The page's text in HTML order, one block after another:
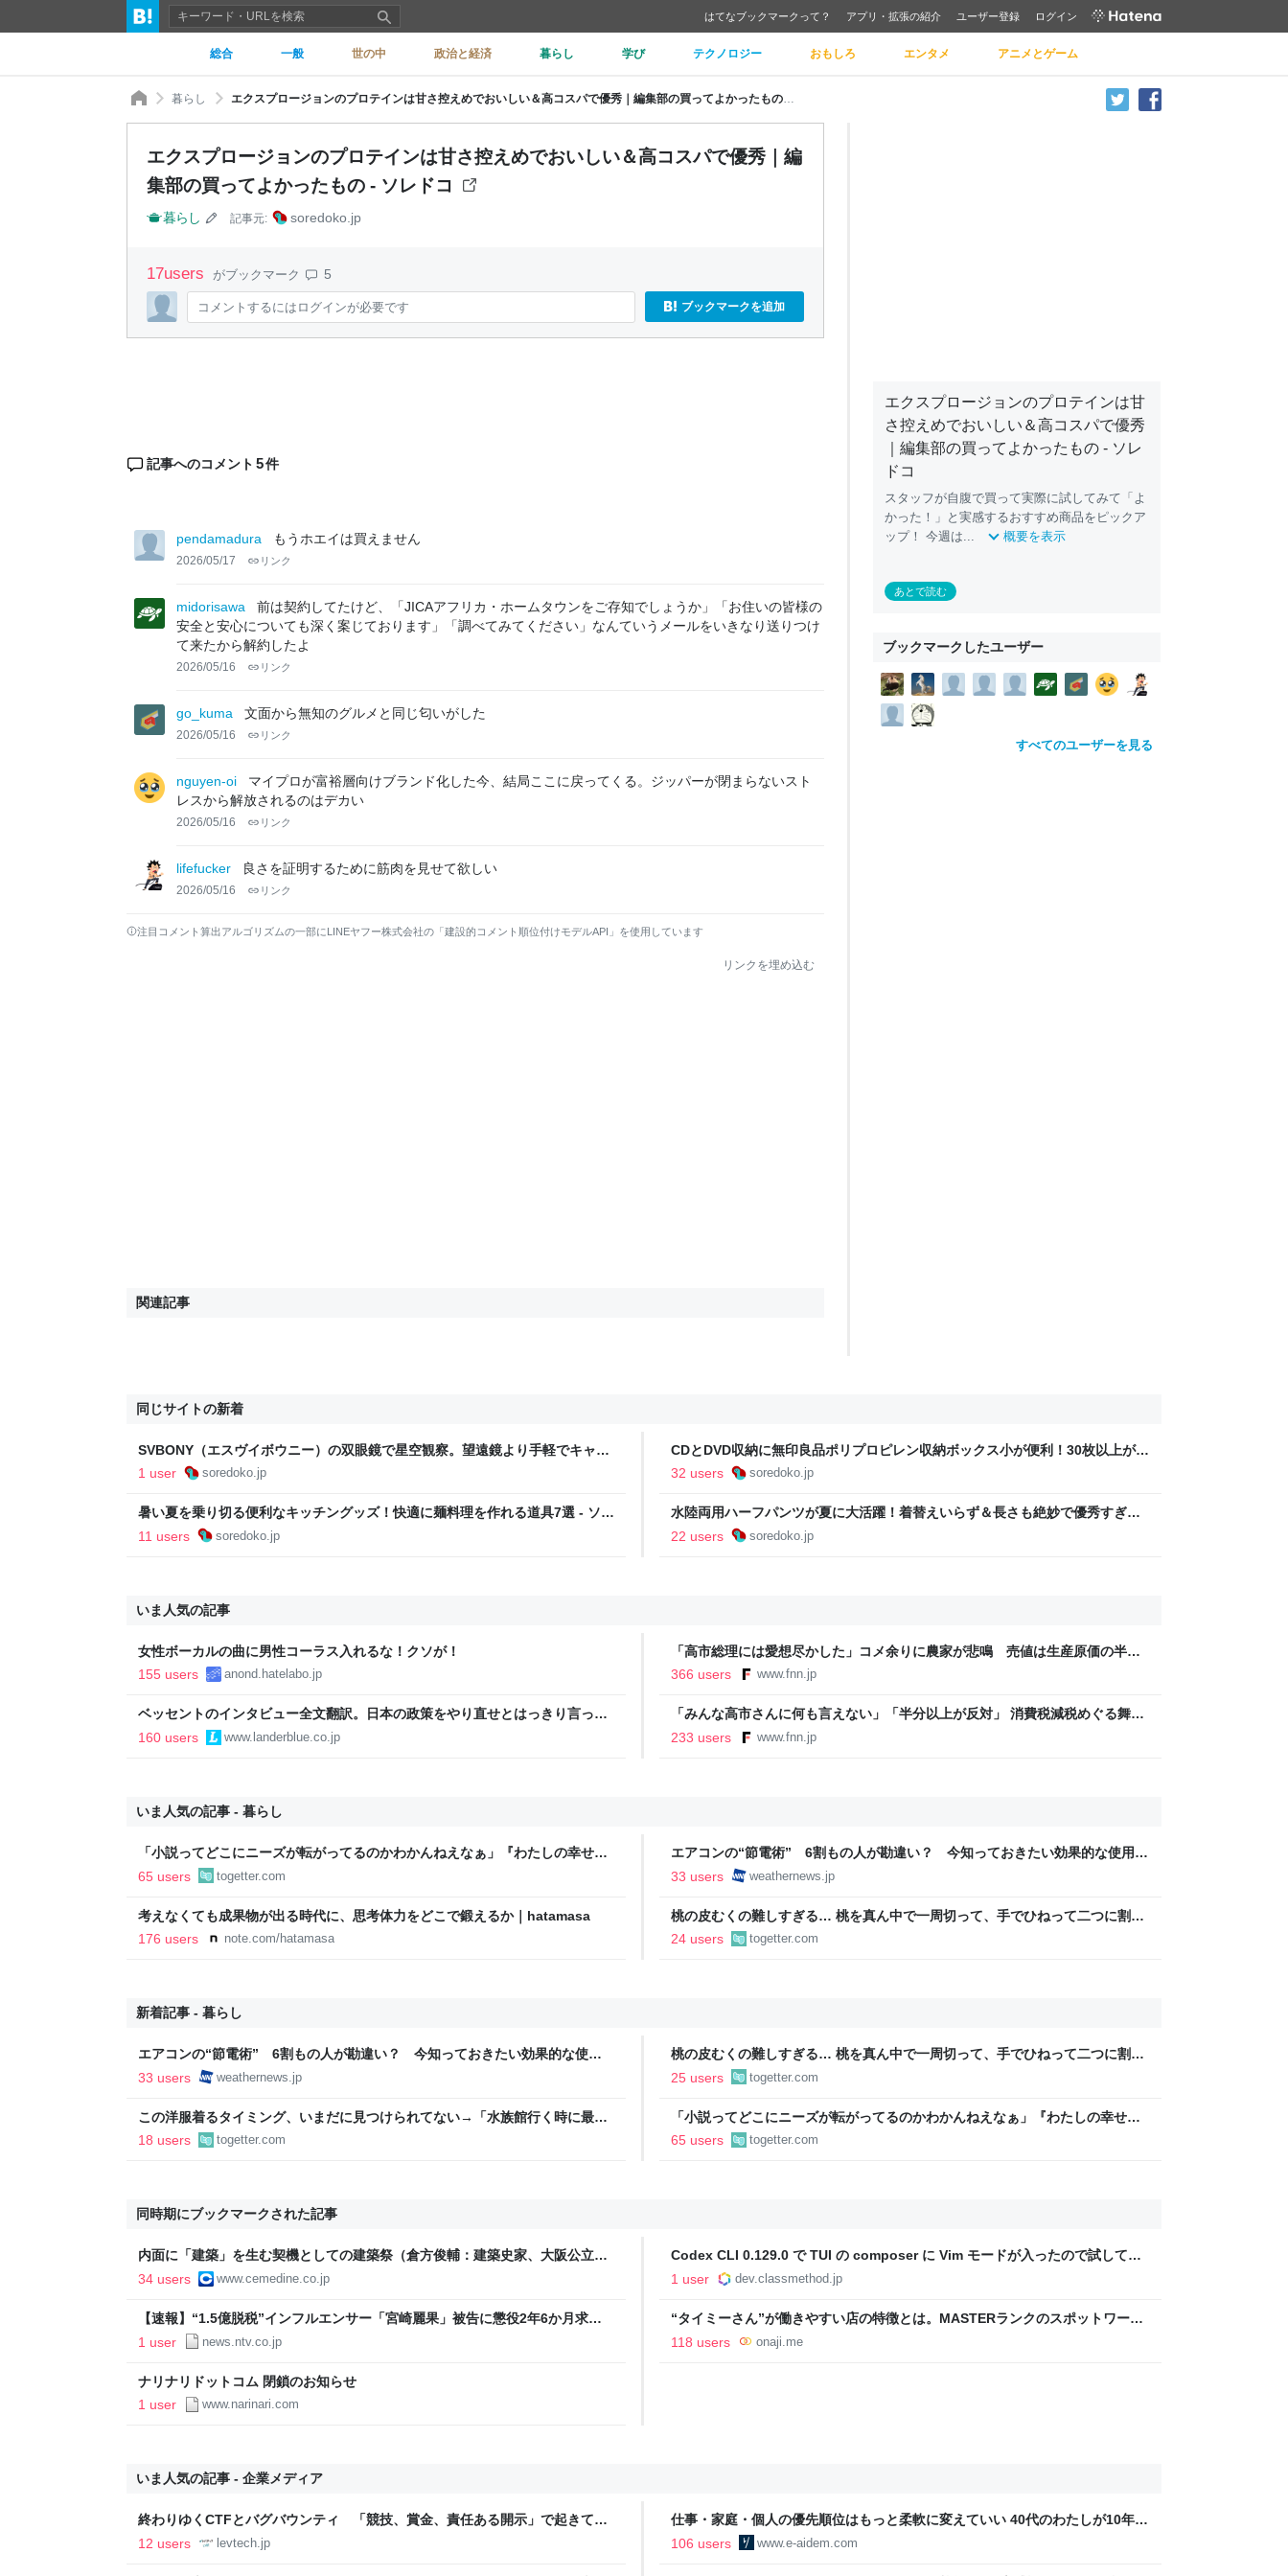
はてなブックマークって？ アプリ・拡張の紹介 ユーザー登録 ログイン
総合 一般 世の中 政治と経済 暮らし 学び テクノロジー おもしろ エンタメ アニメとゲーム
暮らし
エクスプロージョンのプロテインは甘さ控えめでおいしい＆高コスパで優秀｜編
集部の買ってよかったもの - ソレドコ
暮らし 記事元: soredoko.jp
17users がブックマーク 5
コメントするにはログインが必要です ブックマークを追加
記事へのコメント 5件
pendamadura もうホエイは買えません
2026/05/17 リンク
midorisawa
前は契約してたけど、「JICAアフリカ・ホームタウンをご存知でしょうか」「お住いの皆様の
安全と安心についても深く案じております」「調べてみてください」なんていうメールをいきなり送りつけ
て来たから解約したよ
2026/05/16 リンク
go_kuma 文面から無知のグルメと同じ匂いがした
2026/05/16 リンク
nguyen-oi
マイプロが富裕層向けブランド化した今、結局ここに戻ってくる。ジッパーが閉まらないスト
レスから解放されるのはデカい
2026/05/16 リンク
lifefucker 良さを証明するために筋肉を見せて欲しい
2026/05/16 リンク
注目コメント算出アルゴリズムの一部にLINEヤフー株式会社の「建設的コメント順位付けモデルAPI」を使用しています
リンクを埋め込む
関連記事
エクスプロージョンのプロテインは甘
さ控えめでおいしい＆高コスパで優秀
｜編集部の買ってよかったもの - ソレ
ドコ
スタッフが自腹で買って実際に試してみて「よ
かった！」と実感するおすすめ商品をピックア
ップ！ 今週は...
概要を表示
あとで読む
ブックマークしたユーザー
すべてのユーザーを見る
同じサイトの新着
SVBONY（エスヴイボウニー）の双眼鏡で星空観察。望遠鏡より手軽でキャン
プでも大活躍 - ソレドコ
1 user soredoko.jp
CDとDVD収納に無印良品ポリプロピレン収納ボックス小が便利！30枚以上がス
ッキリ収まる - ソレドコ
32 users soredoko.jp
暑い夏を乗り切る便利なキッチングッズ！快適に麺料理を作れる道具7選 - ソレ
ドコ
11 users soredoko.jp
水陸両用ハーフパンツが夏に大活躍！着替えいらず＆長さも絶妙で優秀すぎた -
ソレドコ
22 users soredoko.jp
いま人気の記事
女性ボーカルの曲に男性コーラス入れるな！クソが！
155 users
anond.hatelabo.jp
「高市総理には愛想尽かした」コメ余りに農家が悲鳴 売値は生産原価の半分
以下に…肥料代や燃料代は高騰「今年でやめる」農家も｜FNNプライムオンラ
366 users www.fnn.jp
ベッセントのインタビュー全文翻訳。日本の政策をやり直せとはっきり言って
いる
160 users www.landerblue.co.jp
「みんな高市さんに何も言えない」「半分以上が反対」 消費税減税めぐる舞台
裏 自民党内でくすぶる慎重論と本音【スポットライト】｜FNNプライムオン
233 users www.fnn.jp
いま人気の記事 - 暮らし
「小説ってどこにニーズが転がってるのかわかんねえなぁ」『わたしの幸せな
結婚』のド直球ざまあ系シンデレラストーリーが若者にヒットしているという
65 users togetter.com
エアコンの“節電術” 6割もの人が勘違い？ 今知っておきたい効果的な使用法
- ウェザーニュース
33 users weathernews.jp
考えなくても成果物が出る時代に、思考体力をどこで鍛えるか｜hatamasa
176 users
note.com/hatamasa
桃の皮むくの難しすぎる… 桃を真ん中で一周切って、手でひねって二つに割れ
ばいけるとのことでやってみたら、「あっ、これダメだ」となった→数々のア
ドバイスが寄せられる
24 users togetter.com
新着記事 - 暮らし
エアコンの“節電術” 6割もの人が勘違い？ 今知っておきたい効果的な使用
法 - ウェザーニュース
33 users weathernews.jp
桃の皮むくの難しすぎる… 桃を真ん中で一周切って、手でひねって二つに割れ
ばいけるとのことでやってみたら、「あっ、これダメだ」となった→数々のア
25 users togetter.com
この洋服着るタイミング、いまだに見つけられてない→「水族館行く時に最
適」「これで…授業参観に出ました」
18 users togetter.com
「小説ってどこにニーズが転がってるのかわかんねえなぁ」『わたしの幸せな
結婚』のド直球ざまあ系シンデレラストーリーが若者にヒットしているという
65 users togetter.com
同時期にブックマークされた記事
内面に「建築」を生む契機としての建築祭（倉方俊輔：建築史家、大阪公立大
学教授）
34 users www.cemedine.co.jp
Codex CLI 0.129.0 で TUI の composer に Vim モードが入ったので試してみ
た | DevelopersIO
1 user dev.classmethod.jp
【速報】“1.5億脱税”インフルエンサー「宮崎麗果」被告に懲役2年6か月求刑
（2026年5月14日掲載）｜日テレNEWS NNN
1 user news.ntv.co.jp
“タイミーさん”が働きやすい店の特徴とは。MASTERランクのスポットワーカ
ーが見た、現場のリアル - おなじみ丨近くの店から、なじみの店へ。
118 users onaji.me
ナリナリドットコム 閉鎖のお知らせ
1 user
www.narinari.com
いま人気の記事 - 企業メディア
終わりゆくCTFとバグバウンティ 「競技、賞金、責任ある開示」で起きてい
ること【フォーカス】 - レバテックLAB
12 users levtech.jp
仕事・家庭・個人の優先順位はもっと柔軟に変えていい 40代のわたしが10年後
の自分に伝えたいこと - りっすん by イーアイデム
106 users www.e-aidem.com